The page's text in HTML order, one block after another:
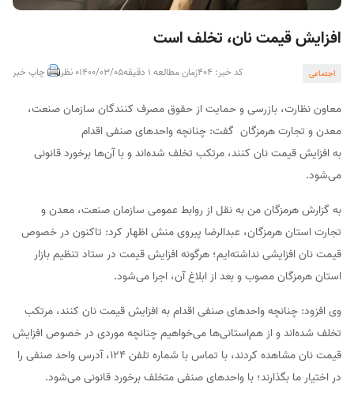
افزایش قیمت نان، تخلف است
اجتماعی کد خبر: 404 زمان مطالعه 1 دقیقه 1400/03/050 نظر چاپ خبر
معاون نظارت، بازرسی و حمایت از حقوق مصرف کنندگان سازمان صنعت،
معدن و تجارت هرمزگان گفت: چنانچه واحدهای صنفی اقدام
به افزایش قیمت نان کنند، مرتکب تخلف شده‌اند و با آن‌ها برخورد قانونی
می‌شود.
به گزارش هرمزگان من به نقل از روابط عمومی سازمان صنعت، معدن و
تجارت استان هرمزگان، عبدالرضا پیروی منش اظهار کرد: تاکنون در خصوص
قیمت نان افزایشی نداشته‌ایم؛ هرگونه افزایش قیمت در ستاد تنظیم بازار
استان هرمزگان مصوب و بعد از ابلاغ آن، اجرا می‌شود.
وی افزود: چنانچه واحدهای صنفی اقدام به افزایش قیمت نان کنند، مرتکب
تخلف شده‌اند و از هم‌استانی‌ها می‌خواهیم چنانچه موردی در خصوص افزایش
قیمت نان مشاهده کردند، با تماس با شماره تلفن ۱۲۴، آدرس واحد صنفی را
در اختیار ما بگذارند؛ با واحدهای صنفی متخلف برخورد قانونی می‌شود.